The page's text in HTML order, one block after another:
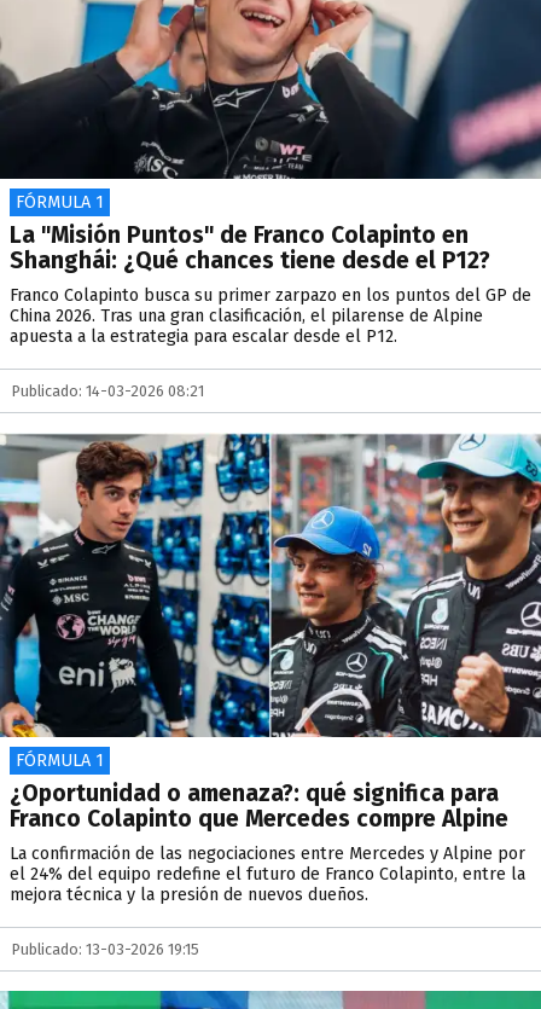
FÓRMULA 1
La "Misión Puntos" de Franco Colapinto en
Shanghái: ¿Qué chances tiene desde el P12?
Franco Colapinto busca su primer zarpazo en los puntos del GP de
China 2026. Tras una gran clasificación, el pilarense de Alpine
apuesta a la estrategia para escalar desde el P12.
Publicado: 14-03-2026 08:21
FÓRMULA 1
¿Oportunidad o amenaza?: qué significa para
Franco Colapinto que Mercedes compre Alpine
La confirmación de las negociaciones entre Mercedes y Alpine por
el 24% del equipo redefine el futuro de Franco Colapinto, entre la
mejora técnica y la presión de nuevos dueños.
Publicado: 13-03-2026 19:15